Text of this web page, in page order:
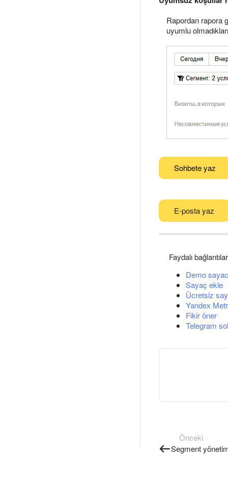
Rapordan rapora
uyumlu
Sohbete yaz
E-posta yaz
Faydalı bağlantılar
Demo
Sayaç ekle
Ücretsiz
Yandex
Fikir öner
Telegram
Önceki
Segment